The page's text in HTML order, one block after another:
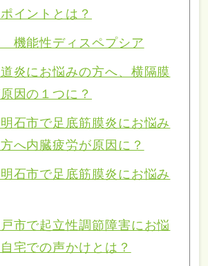
イントとは？
機能性ディスペプシア
炎にお悩みの方へ、横隔膜
因の１つに？
石市で足底筋膜炎にお悩み
へ内臓疲労が原因に？
石市で足底筋膜炎にお悩み
市で起立性調節障害にお悩
宅での声かけとは？